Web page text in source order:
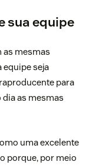
sua equipe
as mesmas
equipe seja
para
as mesmas
uma excelente
porque, por meio